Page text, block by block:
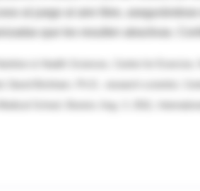
al juego al aire libre,
que les resulten atractivas.